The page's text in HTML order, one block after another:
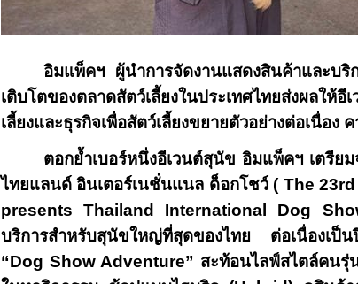
อิมแพ็คฯ ผู้นำการจัดงานแสดงสินค้าและบริ
เติบโตของตลาดสัตว์เลี้ยงในประเทศไทยส่งผลให้อี
เลี้ยงและธุรกิจเพื่อสัตว์เลี้ยงขยายตัวอย่างต่อเนื่อง
ตอกย้ำเบอร์หนึ่งอีเวนต์สุนัข อิมแพ็คฯ เตรีย
ไทยแลนด์ อินเตอร์เนชั่นแนล ด็อกโชว์ ( The 23
presents Thailand International Dog
บริการสำหรับสุนัขใหญ่ที่สุดของไทย ต่อเนื่องเ
“Dog Show Adventure” สะท้อนไลฟ์สไตล์คนรุ่